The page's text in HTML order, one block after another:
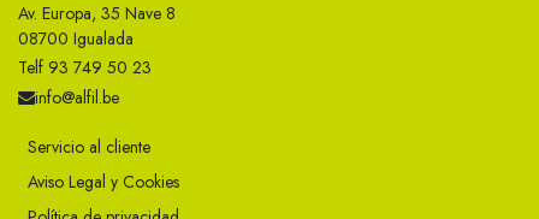
Av. Europa, 35 Nave 8
08700 Igualada
Telf 93 749 50 23
info@alfil.be
Servicio al cliente
Aviso Legal y Cookies